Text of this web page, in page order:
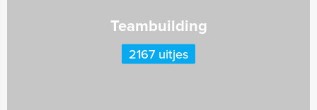
Teambuilding
2167 uitjes